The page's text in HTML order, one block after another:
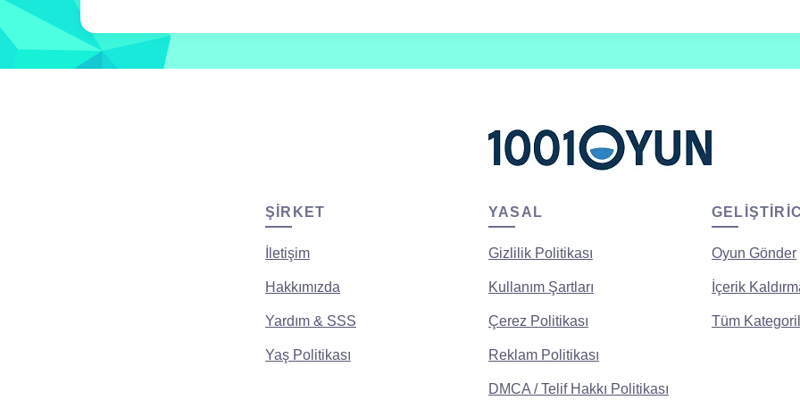
ŞIRKET
İletişim
Hakkımızda
Yardım & SSS
Yaş Politikası
YASAL
Gizlilik Politikası
Kullanım Şartları
Çerez Politikası
Reklam Politikası
DMCA / Telif Hakkı Politikası
Oyun Gönder
İçerik
Tüm